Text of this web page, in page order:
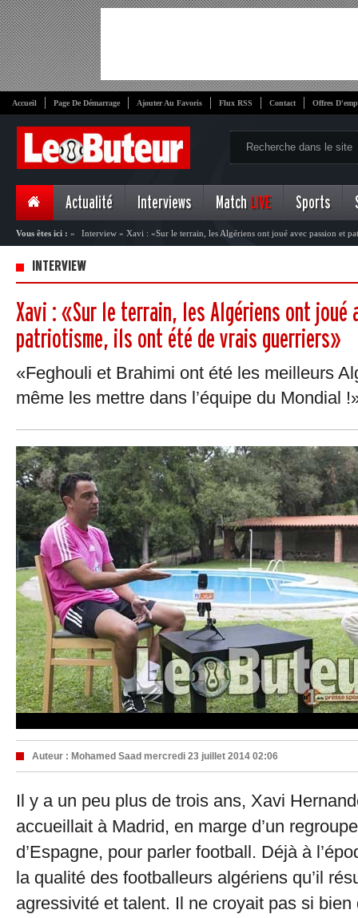
Accueil Page De Démarrage Ajouter Au Favoris Flux RSS Contact Offres
Actualité Interviews Match LIVE Sports
Vous êtes ici : » Interview » Xavi : «Sur le terrain, les Algériens ont joué avec passion et
INTERVIEW
Xavi : «Sur le terrain, les Algériens ont joué
patriotisme, ils ont été de vrais guerriers»
«Feghouli et Brahimi ont été les meilleurs
même les mettre dans l’équipe du Mondial
Auteur : Mohamed Saad mercredi 23 juillet 2014 02:06
Il y a un peu plus de trois ans, Xavi
accueillait à Madrid, en marge d’un
d’Espagne, pour parler football. Déjà à
la qualité des footballeurs algériens qu’il
agressivité et talent. Il ne croyait pas si bien